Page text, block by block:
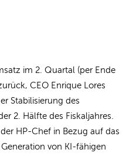
im 2. Quartal (per Ende
CEO Enrique Lores
Stabilisierung des
2. Hälfte des Fiskaljahres.
HP-Chef in Bezug auf das
von KI-fähigen